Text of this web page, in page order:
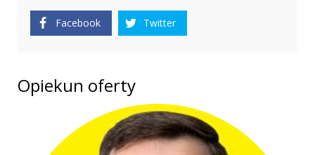
Facebook Twitter
Opiekun oferty